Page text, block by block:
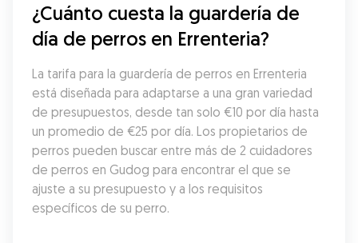
¿Cuánto cuesta la guardería de
día de perros en Errenteria?
La tarifa para la guardería de perros en Errenteria
está diseñada para adaptarse a una gran variedad
de presupuestos, desde tan solo €10 por día hasta
un promedio de €25 por día. Los propietarios de
perros pueden buscar entre más de 2 cuidadores
de perros en Gudog para encontrar el que se
ajuste a su presupuesto y a los requisitos
específicos de su perro.